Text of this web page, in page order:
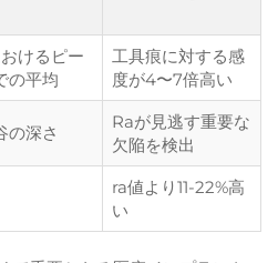
けるピー
の平均
工具痕に対する感
度が4〜7倍高い
の深さ
Raが見逃す重要な
欠陥を検出
ra値より11-22%高
い